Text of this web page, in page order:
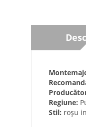
Regiune:
Stil: roșu